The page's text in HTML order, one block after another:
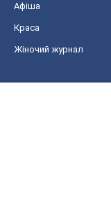
Афіша
Краса
Жіночий журнал